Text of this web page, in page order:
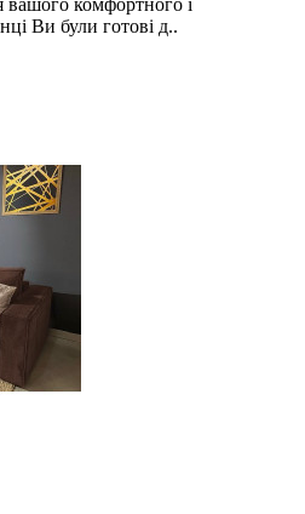
вашого комфортного і
Ви були готові д..